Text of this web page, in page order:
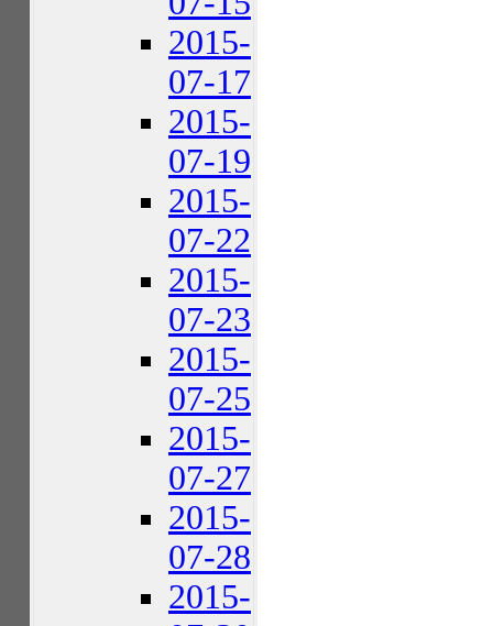
2015-
07-17
2015-
07-19
2015-
07-22
2015-
07-23
2015-
07-25
2015-
07-27
2015-
07-28
2015-